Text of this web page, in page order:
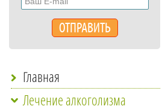
Главная
Лечение алкоголизма